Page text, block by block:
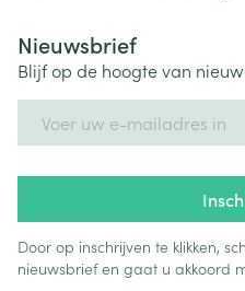
Nieuwsbrief
Blijf op de hoogte van
Door op inschrijven te klikken,
nieuwsbrief en gaat u akkoord